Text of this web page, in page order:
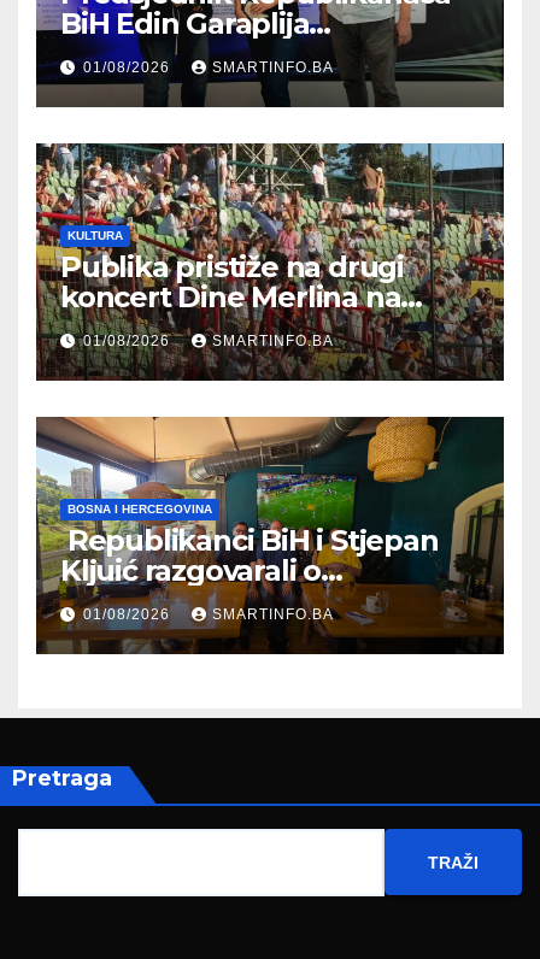
BiH Edin Garaplija
prisustvovao prezentaciji
Federalnog sajma
zapošljavanja
01/08/2026 SMARTINFO.BA
KULTURA
Publika pristiže na drugi
koncert Dine Merlina na
Koševu
01/08/2026 SMARTINFO.BA
BOSNA I HERCEGOVINA
Republikanci BiH i Stjepan
Kljuić razgovarali o
evropskom putu Bosne i
Hercegovine
01/08/2026 SMARTINFO.BA
Pretraga
TRAŽI